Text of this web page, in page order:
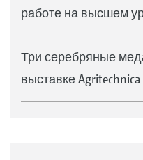
работе на высшем
Три серебряные
выставке Agritechnica